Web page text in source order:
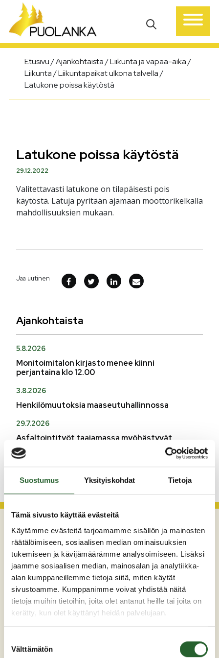
Suostumus Yksityiskohdat Tietoja
Tämä sivusto käyttää evästeitä
Käytämme evästeitä tarjoamamme sisällön ja mainosten
räätälöimiseen, sosiaalisen median ominaisuuksien
tukemiseen ja kävijämäärämme analysoimiseen. Lisäksi
jaamme sosiaalisen median, mainosalan ja analytiikka-
alan kumppaneillemme tietoja siitä, miten käytät
sivustoamme. Kumppanimme voivat yhdistää näitä
tietoja muihin tietoihin, joita olet antanut heille tai joita on
kerätty, kun olet käyttänyt heidän palvelujaan.
valinta
Välttämätön
Päävalikko
Etusivu/Ajankohtaista/Liikunta ja vapaa-aika/
Liikunta/Liikuntapaikat ulkona talvella/
Latukone poissa käytöstä
Latukone poissa käytöstä
29.12.2022
Valitettavasti latukone on tilapäisesti pois
käytöstä. Latuja pyritään ajamaan moottorikelkalla
mahdollisuuksien mukaan.
Jaa uutinen
Ajankohtaista
5.8.2026
Monitoimitalon kirjasto menee kiinni
perjantaina klo 12.00
3.8.2026
Henkilömuutoksia maaseutuhallinnossa
29.7.2026
Asfaltointityöt taajamassa myöhästyvät
KATSO KAIKKI
Maaherrankatu 7
89200 Puolanka